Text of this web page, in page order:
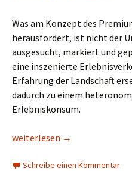
Was am Konzept des
herausfordert, ist nicht der
ausgesucht, markiert und
eine inszenierte
Erfahrung der Landschaft
dadurch zu einem
Erlebniskonsum.
Premiumwandern (III)
weiterlesen →
Schreibe einen Kommentar